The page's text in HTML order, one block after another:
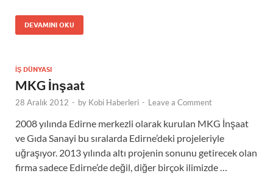
DEVAMINI OKU
İŞ DÜNYASI
MKG İnşaat
28 Aralık 2012 - by Kobi Haberleri - Leave a Comment
2008 yılında Edirne merkezli olarak kurulan MKG İnşaat
ve Gıda Sanayi bu sıralarda Edirne’deki projeleriyle
uğraşıyor. 2013 yılında altı projenin sonunu getirecek olan
firma sadece Edirne’de değil, diğer birçok ilimizde …